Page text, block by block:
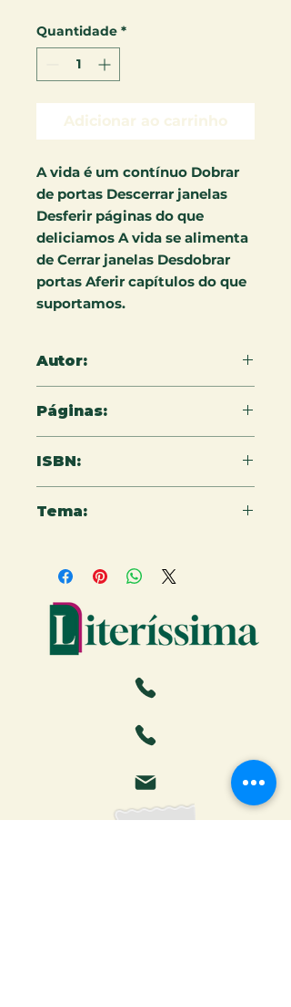
Quantidade *
Adicionar ao carrinho
A vida é um contínuo Dobrar
de portas Descerrar janelas
Desferir páginas do que
deliciamos A vida se alimenta
de Cerrar janelas Desdobrar
portas Aferir capítulos do que
suportamos.
Autor:
Páginas:
ISBN:
Tema: